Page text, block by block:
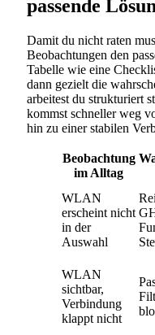
passende
Damit du nicht raten
Beobachtungen den
Tabelle wie eine
dann gezielt die
arbeitest du strukturiert
kommst schneller weg
hin zu einer stabilen
Beobachtung
im Alltag
WLAN
erscheint nicht
in der
Auswahl
WLAN
sichtbar,
Verbindung
klappt nicht